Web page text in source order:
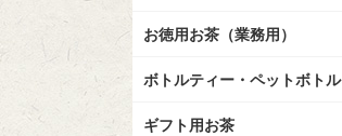
お徳用お茶（業務用）
ボトルティー・ペットボトル
ギフト用お茶